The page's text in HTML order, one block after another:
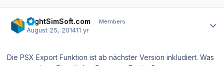
FlightSimSoft.com Members
August 25, 201411 yr
Die PSX Export Funktion ist ab nächster Version inkludiert. Was